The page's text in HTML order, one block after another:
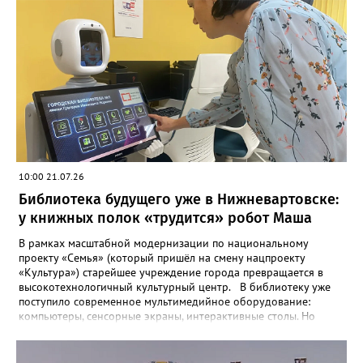
программе — поэзия под аккомпанемент живых инструментов,
авторские треки, и любимые хиты, тёплая дружеская компания.
Открытый микрофон ждёт своих героев. Вход свободный.
Приходите за вдохновением — или чтобы поделиться своим,
отмечают организаторы мероприятия. Фото:
www.pinterest.com
10:00 21.07.26
Библиотека будущего уже в Нижневартовске:
у книжных полок «трудится» робот Маша
В рамках масштабной модернизации по национальному
проекту «Семья» (который пришёл на смену нацпроекту
«Культура») старейшее учреждение города превращается в
высокотехнологичный культурный центр. В библиотеку уже
поступило современное мультимедийное оборудование:
компьютеры, сенсорные экраны, интерактивные столы. Но